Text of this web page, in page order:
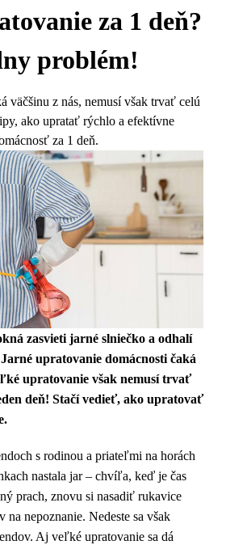
za 1 deň?
problém!
väčšinu z nás, nemusí však trvať celú
ako upratať rýchlo a efektívne
za 1 deň.
zasvieti jarné slniečko a odhalí
upratovanie domácnosti čaká
upratovanie však nemusí trvať
deň! Stačí vedieť, ako upratovať
s rodinou a priateľmi na horách
nastala jar – chvíľa, keď je čas
prach, znovu si nasadiť rukavice
na nepoznanie. Nedeste sa však
Aj veľké upratovanie sa dá